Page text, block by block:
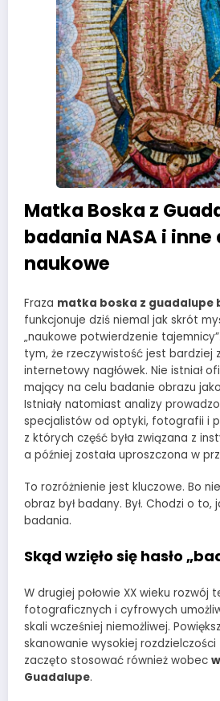
Matka Boska z
badania NASA i
naukowe
Fraza matka boska z guadalupe
funkcjonuje dziś niemal jak skrót
„naukowe potwierdzenie
tym, że rzeczywistość jest bardziej
internetowy nagłówek. Nie istniał
mający na celu badanie obrazu
Istniały natomiast analizy
specjalistów od optyki, fotografii i
z których część była związana z
a później została uproszczona w
To rozróżnienie jest kluczowe. Bo
obraz był badany. Był. Chodzi o
badania.
Skąd wzięło się hasło
W drugiej połowie XX wieku rozwój
fotograficznych i cyfrowych
skali wcześniej niemożliwej.
skanowanie wysokiej
zaczęto stosować również wobec
Guadalupe.